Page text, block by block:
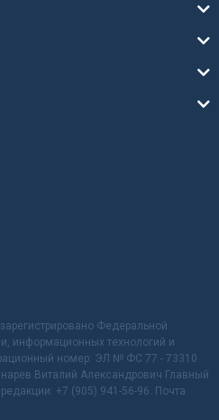
Федеральной
информационных технологий и
номер: ЭЛ № ФС 77 - 73310
Виталий Александрович Главный
+7 (905) 941-56-96. Почта